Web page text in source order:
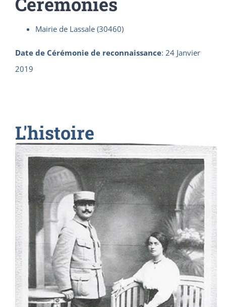
Mairie de Lassale (30460)
Date de Cérémonie de reconnaissance: 24 Janvier
2019
L'histoire